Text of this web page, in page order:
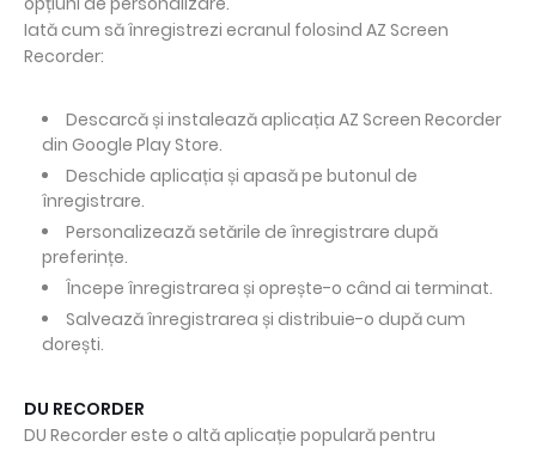
Iată cum să înregistrezi ecranul folosind AZ Screen
Recorder:
Descarcă și instalează aplicația AZ Screen Recorder
din Google Play Store.
Deschide aplicația și apasă pe butonul de
înregistrare.
Personalizează setările de înregistrare după
preferințe.
Începe înregistrarea și oprește-o când ai terminat.
Salvează înregistrarea și distribuie-o după cum
dorești.
DU RECORDER
DU Recorder este o altă aplicație populară pentru